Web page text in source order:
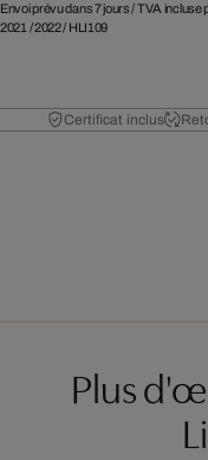
Envoi prévu dans 7 jours /TVA incluse
2021 /2022/ HLI109
Certificat inclus
Plus